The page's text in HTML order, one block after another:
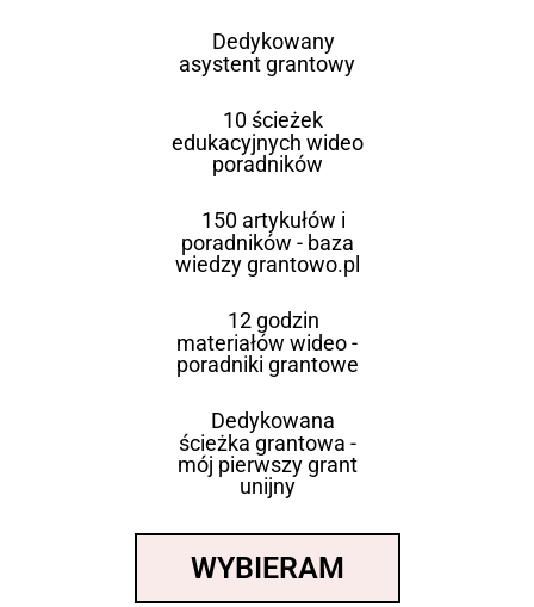
Dedykowany
asystent grantowy
10 ścieżek
edukacyjnych wideo
poradników
150 artykułów i
poradników - baza
wiedzy grantowo.pl
12 godzin
materiałów wideo -
poradniki grantowe
Dedykowana
ścieżka grantowa -
mój pierwszy grant
unijny
WYBIERAM